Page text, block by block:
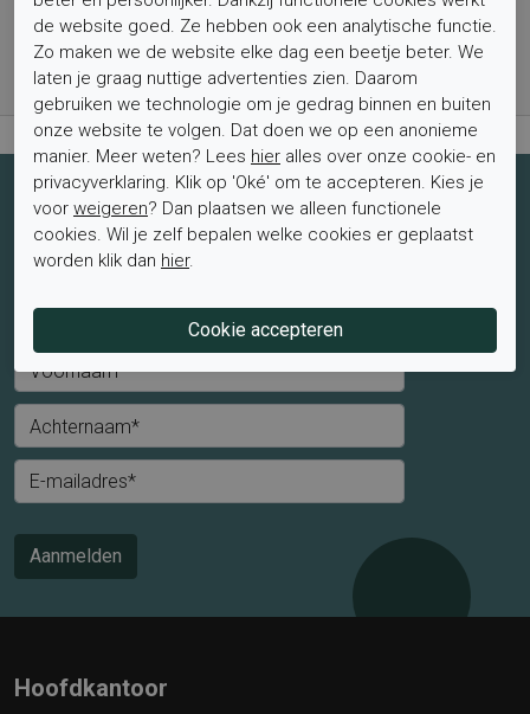
Bestel nu, betaal achteraf met Klarna
Retourtermijn van 2 weken
Schrijf je nu in voor de nieuwsbrief
Schrijf je in voor de nieuwsbrief en blijf op de hoogte van de
laatste aanbiedingen en trends.
Meneer
Voornaam*
Achternaam*
E-mailadres*
Aanmelden
Hoofdkantoor
de website goed. Ze hebben ook een analytische functie.
Zo maken we de website elke dag een beetje beter. We
laten je graag nuttige advertenties zien. Daarom
gebruiken we technologie om je gedrag binnen en buiten
onze website te volgen. Dat doen we op een anonieme
manier. Meer weten? Lees hier alles over onze cookie- en
privacyverklaring. Klik op 'Oké' om te accepteren. Kies je
voor weigeren? Dan plaatsen we alleen functionele
cookies. Wil je zelf bepalen welke cookies er geplaatst
worden klik dan hier.